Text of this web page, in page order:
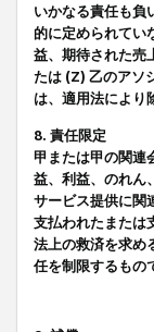
いかなる責任も負
的に定められてい
益、期待された売
たは (Z) 乙のアソ
は、適用法により
8. 責任限定
甲または甲の関連
益、利益、のれん
サービス提供に関
支払われたまたは
法上の救済を求め
任を制限するもの